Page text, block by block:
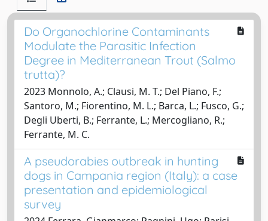
Do Organochlorine Contaminants
Modulate the Parasitic Infection
Degree in Mediterranean Trout (Salmo
trutta)?
2023 Monnolo, A.; Clausi, M. T.; Del Piano, F.;
Santoro, M.; Fiorentino, M. L.; Barca, L.; Fusco, G.;
Degli Uberti, B.; Ferrante, L.; Mercogliano, R.;
Ferrante, M. C.
A pseudorabies outbreak in hunting
dogs in Campania region (Italy): a case
presentation and epidemiological
survey